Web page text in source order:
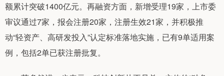
额累计突破1400亿元。再融资方面，新增受理19家，上市委
审议通过7家，报会注册20家，注册生效21家，并积极推
动“轻资产、高研发投入”认定标准落地实施，已有9单适用案
例，包括2单已获注册批复。